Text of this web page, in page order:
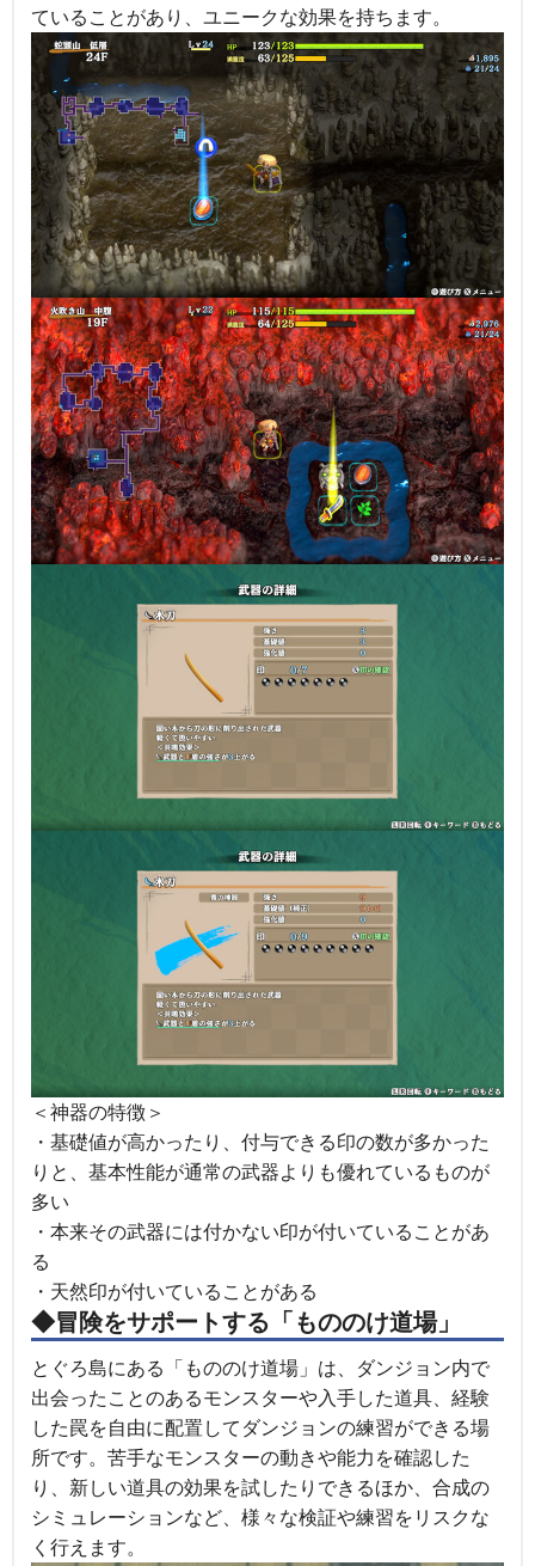
ていることがあり、ユニークな効果を持ちます。
＜神器の特徴＞
・基礎値が高かったり、付与できる印の数が多かった
りと、基本性能が通常の武器よりも優れているものが
多い
・本来その武器には付かない印が付いていることがあ
る
・天然印が付いていることがある
◆冒険をサポートする「もののけ道場」
とぐろ島にある「もののけ道場」は、ダンジョン内で
出会ったことのあるモンスターや入手した道具、経験
した罠を自由に配置してダンジョンの練習ができる場
所です。苦手なモンスターの動きや能力を確認した
り、新しい道具の効果を試したりできるほか、合成の
シミュレーションなど、様々な検証や練習をリスクな
く行えます。